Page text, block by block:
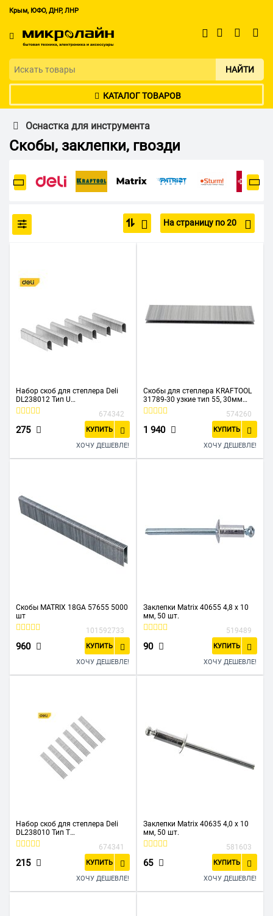
Крым, ЮФО, ДНР, ЛНР
НАЙТИ
КАТАЛОГ ТОВАРОВ
Оснастка для инструмента
Скобы, заклепки, гвозди
На страницу по 20
Набор скоб для степлера Deli
DL238012 Тип U
12х6,3х1,2мм*2000шт нерж
674342
275 КУПИТЬ
ХОЧУ ДЕШЕВЛЕ!
Скобы для степлера KRAFTOOL
31789-30 узкие тип 55, 30мм
5000шт
574260
1 940 КУПИТЬ
ХОЧУ ДЕШЕВЛЕ!
Скобы MATRIX 18GA 57655 5000
шт
101592733
960 КУПИТЬ
ХОЧУ ДЕШЕВЛЕ!
Заклепки Matrix 40655 4,8 х 10
мм, 50 шт.
519489
90 КУПИТЬ
ХОЧУ ДЕШЕВЛЕ!
Набор скоб для степлера Deli
DL238010 Тип T
10х2х1,2мм*2000шт нерж
674341
215 КУПИТЬ
ХОЧУ ДЕШЕВЛЕ!
Заклепки Matrix 40635 4,0 х 10
мм, 50 шт.
581603
65 КУПИТЬ
ХОЧУ ДЕШЕВЛЕ!